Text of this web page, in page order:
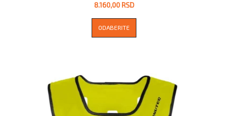
8.160,00 RSD
ODABERITE